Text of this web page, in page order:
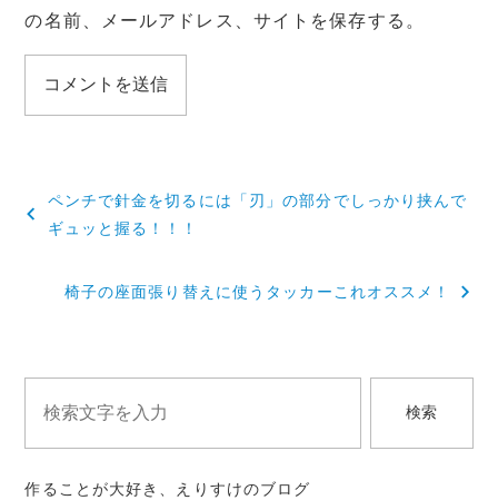
の名前、メールアドレス、サイトを保存する。
稿
ョ
ペンチで針金を切るには「刃」の部分でしっかり挟んで
ギュッと握る！！！
椅子の座面張り替えに使うタッカーこれオススメ！
検索
作ることが大好き、えりすけのブログ